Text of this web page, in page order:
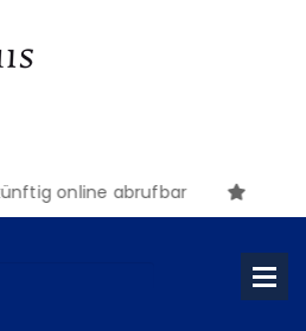
online abrufbar